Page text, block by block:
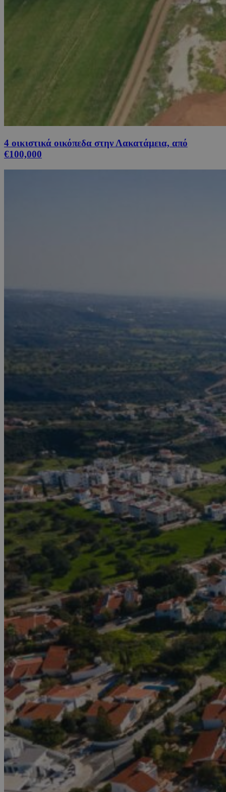
4 οικιστικά οικόπεδα στην Λακατάμεια, από
€100,000